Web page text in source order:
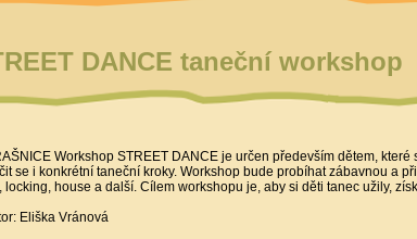
DANCE taneční workshop
Workshop STREET DANCE je určen především dětem,
se i konkrétní taneční kroky. Workshop bude probíhat zábavnou a
locking, house a další. Cílem workshopu je, aby si děti tanec užily,
Eliška Vránová